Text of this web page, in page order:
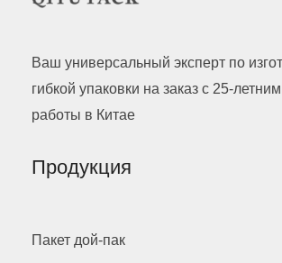
Ваш универсальный эксперт по
гибкой упаковки на заказ с 25-
работы в Китае
Продукция
Пакет дой-пак